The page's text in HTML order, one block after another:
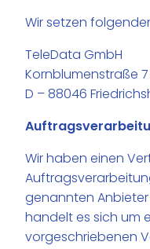
Wir setzen
TeleData GmbH
Kornblumenstraße 7
D – 88046
Wir haben einen
genannten
handelt es sich um
vorgeschriebenen